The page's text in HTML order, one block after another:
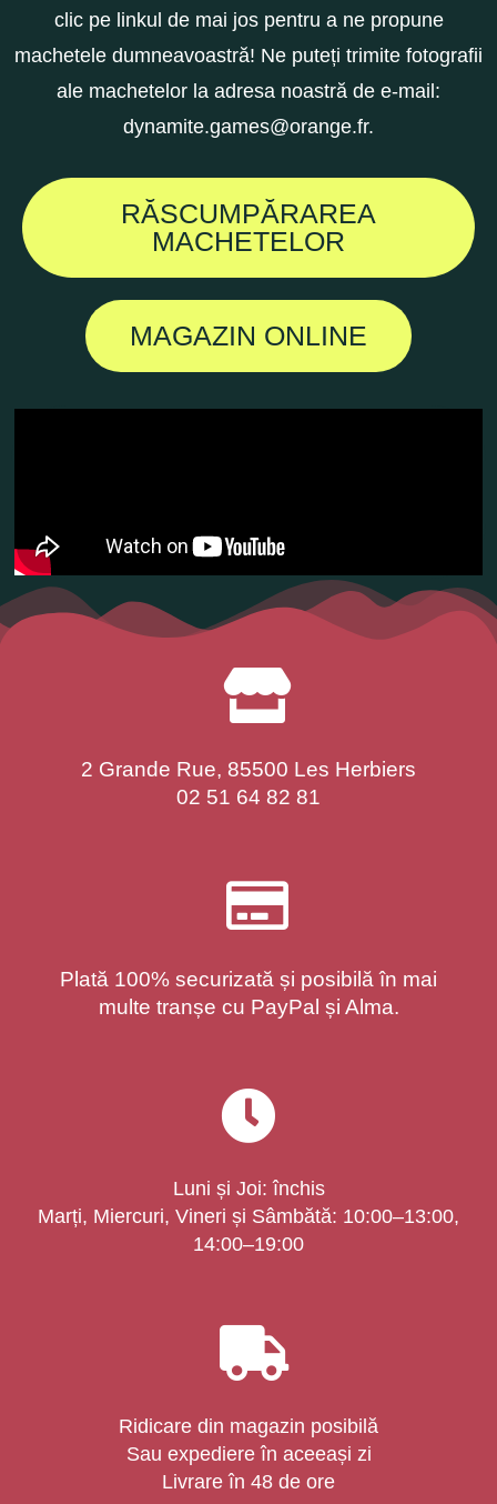
clic pe linkul de mai jos pentru a ne propune
machetele dumneavoastră! Ne puteți trimite fotografii
ale machetelor la adresa noastră de e-mail:
dynamite.games@orange.fr.
RĂSCUMPĂRAREA
MACHETELOR
MAGAZIN ONLINE
2 Grande Rue, 85500 Les Herbiers
02 51 64 82 81
Plată 100% securizată și posibilă în mai
multe tranșe cu PayPal și Alma.
Luni și Joi: închis
Marți, Miercuri, Vineri și Sâmbătă: 10:00–13:00,
14:00–19:00
Ridicare din magazin posibilă
Sau expediere în aceeași zi
Livrare în 48 de ore